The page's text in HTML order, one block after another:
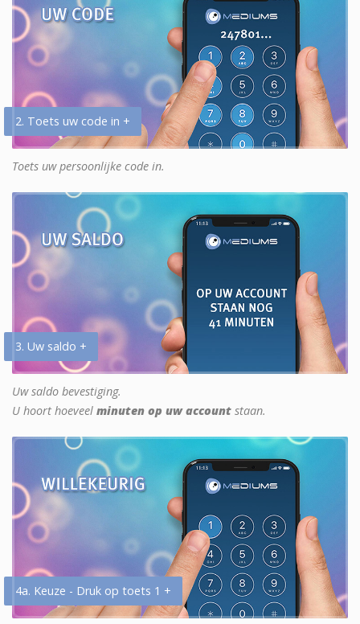
2. Toets uw code in +
Toets uw persoonlijke code in.
3. Uw saldo +
Uw saldo bevestiging.
U hoort hoeveel minuten op uw account staan.
4a. Keuze - Druk op toets 1 +